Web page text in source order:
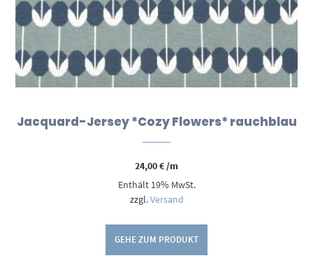
Jacquard-Jersey *Cozy Flowers* rauchblau
24,00€/m
Enthält 19% MwSt.
zzgl.Versand
GEHE ZUM PRODUKT